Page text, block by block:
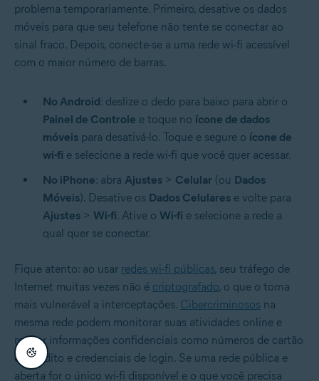
problema temporariamente. Primeiro, desative os dados
móveis para que seu telefone não tente se conectar ao
sinal fraco. Depois, conecte-se a uma rede wi-fi acessível
com o maior número de barras.
No Android: deslize o dedo para baixo para abrir o
Painel de Controle e toque no ícone de dados
móveis para desativá-lo. Toque e segure o ícone de
wi-fi e selecione a rede wi-fi que você quer acessar.
No iPhone: abra Ajustes > Celular (ou Dados
Móveis). Desative os Dados Celulares e volte para
Ajustes > Wi-fi. Ative o Wi-fi e selecione a rede a
qual quer se conectar.
Fique atento: ao usar redes wi-fi públicas, seu tráfego de
Internet muitas vezes não é criptografado, o que o torna
mais vulnerável a interceptações. Cibercriminosos na
mesma rede podem monitorar suas atividades online e
roubar informações confidenciais como números de cartão
de crédito e credenciais de login. Se uma rede pública e
aberta for o único wi-fi disponível e o que você precisa